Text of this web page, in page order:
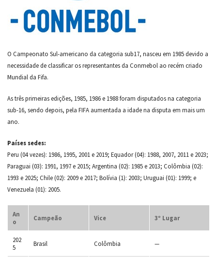
O Campeonato Sul-americano da categoria sub17, nasceu em 1985 devido a
necessidade de classificar os representantes da Conmebol ao recém criado
Mundial da Fifa.
As três primeiras edições, 1985, 1986 e 1988 foram disputados na categoria
sub-16, sendo depois, pela FIFA aumentada a idade na disputa em mais um
ano.
Países sedes:
Peru (04 vezes): 1986, 1995, 2001 e 2019; Equador (04): 1988, 2007, 2011 e 2023;
Paraguai (03): 1991, 1997 e 2015; Argentina (02): 1985 e 2013; Colômbia (02):
1993 e 2025; Chile (02): 2009 e 2017; Bolívia (1): 2003; Uruguai (01): 1999; e
Venezuela (01): 2005.
An
o
Campeão Vice 3º Lugar
202
5
Brasil Colômbia —